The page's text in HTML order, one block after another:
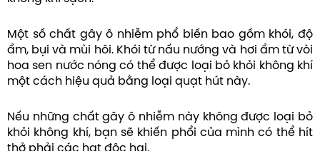
Một số chất gây ô nhiễm phổ biến bao gồm khói, độ
ẩm, bụi và mùi hôi. Khói từ nấu nướng và hơi ẩm từ vòi
hoa sen nước nóng có thể được loại bỏ khỏi không khí
một cách hiệu quả bằng loại quạt hút này.
Nếu những chất gây ô nhiễm này không được loại bỏ
khỏi không khí, bạn sẽ khiến phổi của mình có thể hít
thở phải các hạt độc hại.